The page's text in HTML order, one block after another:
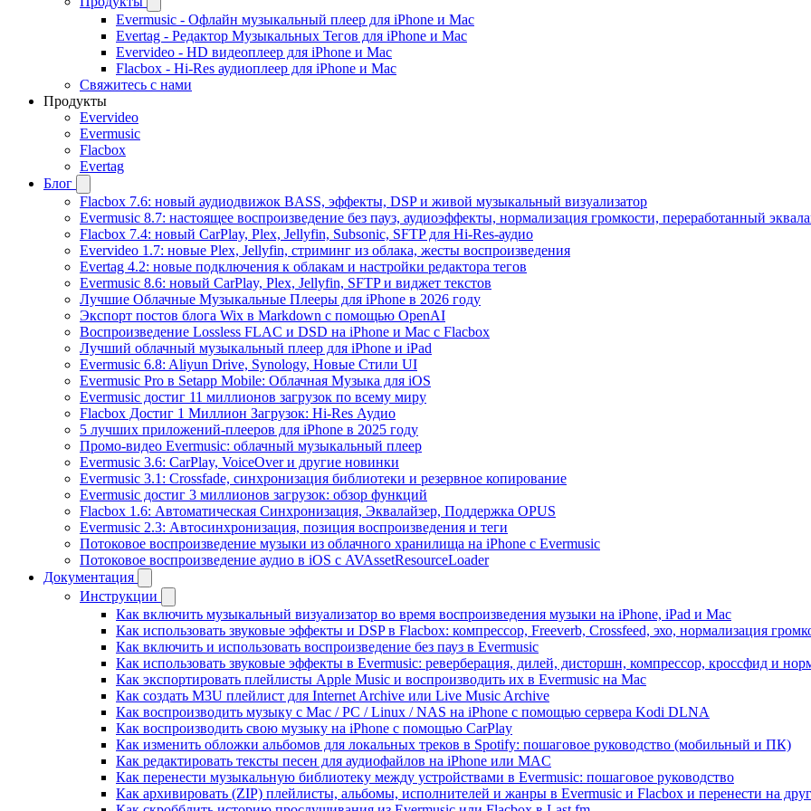
Evermusic - Офлайн музыкальный плеер для iPhone и Mac
Evertag - Редактор Музыкальных Тегов для iPhone и Mac
Evervideo - HD видеоплеер для iPhone и Mac
Flacbox - Hi-Res аудиоплеер для iPhone и Mac
Свяжитесь с нами
Продукты
Evervideo
Evermusic
Flacbox
Evertag
Блог
Flacbox 7.6: новый аудиодвижок BASS, эффекты, DSP и живой музыкальный визуализатор
Evermusic 8.7: настоящее воспроизведение без пауз, аудиоэффекты, нормализация громкости, переработанный
Flacbox 7.4: новый CarPlay, Plex, Jellyfin, Subsonic, SFTP для Hi-Res-аудио
Evervideo 1.7: новые Plex, Jellyfin, стриминг из облака, жесты воспроизведения
Evertag 4.2: новые подключения к облакам и настройки редактора тегов
Evermusic 8.6: новый CarPlay, Plex, Jellyfin, SFTP и виджет текстов
Лучшие Облачные Музыкальные Плееры для iPhone в 2026 году
Экспорт постов блога Wix в Markdown с помощью OpenAI
Воспроизведение Lossless FLAC и DSD на iPhone и Mac с Flacbox
Лучший облачный музыкальный плеер для iPhone и iPad
Evermusic 6.8: Aliyun Drive, Synology, Новые Стили UI
Evermusic Pro в Setapp Mobile: Облачная Музыка для iOS
Evermusic достиг 11 миллионов загрузок по всему миру
Flacbox Достиг 1 Миллион Загрузок: Hi-Res Аудио
5 лучших приложений-плееров для iPhone в 2025 году
Промо-видео Evermusic: облачный музыкальный плеер
Evermusic 3.6: CarPlay, VoiceOver и другие новинки
Evermusic 3.1: Crossfade, синхронизация библиотеки и резервное копирование
Evermusic достиг 3 миллионов загрузок: обзор функций
Flacbox 1.6: Автоматическая Синхронизация, Эквалайзер, Поддержка OPUS
Evermusic 2.3: Автосинхронизация, позиция воспроизведения и теги
Потоковое воспроизведение музыки из облачного хранилища на iPhone с Evermusic
Потоковое воспроизведение аудио в iOS с AVAssetResourceLoader
Документация
Инструкции
Как включить музыкальный визуализатор во время воспроизведения музыки на iPhone, iPad и Mac
Как использовать звуковые эффекты и DSP в Flacbox: компрессор, Freeverb, Crossfeed, эхо, нормализация
Как включить и использовать воспроизведение без пауз в Evermusic
Как использовать звуковые эффекты в Evermusic: реверберация, дилей, дисторшн, компрессор, кроссфид и
Как экспортировать плейлисты Apple Music и воспроизводить их в Evermusic на Mac
Как создать M3U плейлист для Internet Archive или Live Music Archive
Как воспроизводить музыку с Mac / PC / Linux / NAS на iPhone с помощью сервера Kodi DLNA
Как воспроизводить свою музыку на iPhone с помощью CarPlay
Как изменить обложки альбомов для локальных треков в Spotify: пошаговое руководство (мобильный и ПК)
Как редактировать тексты песен для аудиофайлов на iPhone или MAC
Как перенести музыкальную библиотеку между устройствами в Evermusic: пошаговое руководство
Как архивировать (ZIP) плейлисты, альбомы, исполнителей и жанры в Evermusic и Flacbox и перенести на